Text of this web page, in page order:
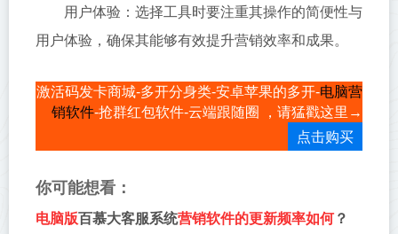
用户体验：选择工具时要注重其操作的简便性与
用户体验，确保其能够有效提升营销效率和成果。
激活码发卡商城-多开分身类-安卓苹果的多开-电脑营
销软件-抢群红包软件-云端跟随圈 ，请猛戳这里→
点击购买
你可能想看：
电脑版百慕大客服系统营销软件的更新频率如何？